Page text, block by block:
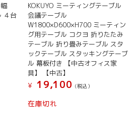
４台
KOKUYO ミーティングテーブル
会議テーブル
W1800×D600×H700 ミーティン
グ用テーブル コクヨ 折りたたみ
テーブル 折り畳みテーブル スタ
ックテーブル スタッキングテーブ
ル 幕板付き 【中古オフィス家
具】 【中古】
¥
19,100 (税込）
在庫切れ